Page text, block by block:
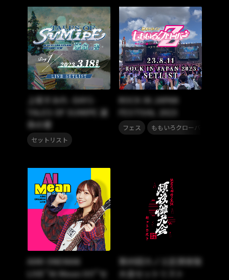
上坂すみれ -DAY1-
TALES OF SUMIPE 運
命の書
セットリスト
ROCK IN JAPAN
FESTIVAL 2023
フェス ももいろクローバーZ
AIMI ONEMAN
LIVE”AI Mean It!!”セ
第85回カノエ区煩夜伽
大会セットリスト